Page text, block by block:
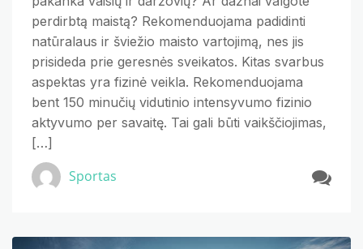
perdirbtą maistą? Rekomenduojama padidinti
natūralaus ir šviežio maisto vartojimą, nes jis
prisideda prie geresnės sveikatos. Kitas svarbus
aspektas yra fizinė veikla. Rekomenduojama
bent 150 minučių vidutinio intensyvumo fizinio
aktyvumo per savaitę. Tai gali būti vaikščiojimas,
[…]
Sportas